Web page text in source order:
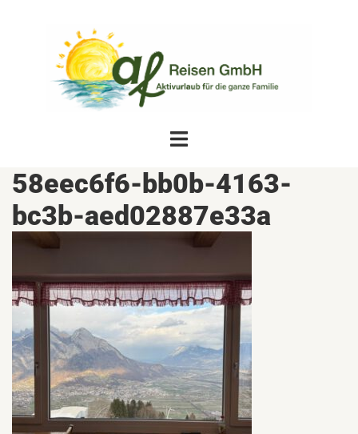
Menü
58eec6f6-bb0b-4163-
bc3b-aed02887e33a